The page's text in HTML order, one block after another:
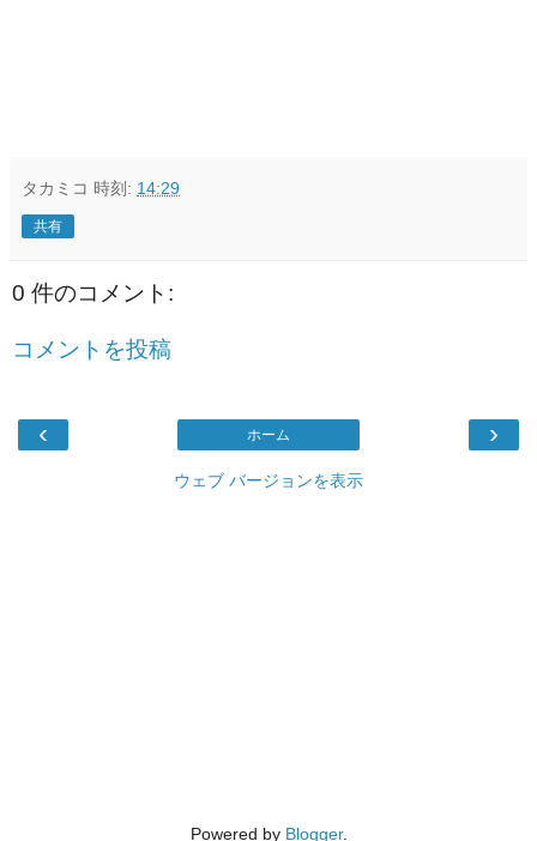
タカミコ 時刻: 14:29
共有
0 件のコメント:
コメントを投稿
‹ ›
ホーム
ウェブ バージョンを表示
Powered by Blogger.